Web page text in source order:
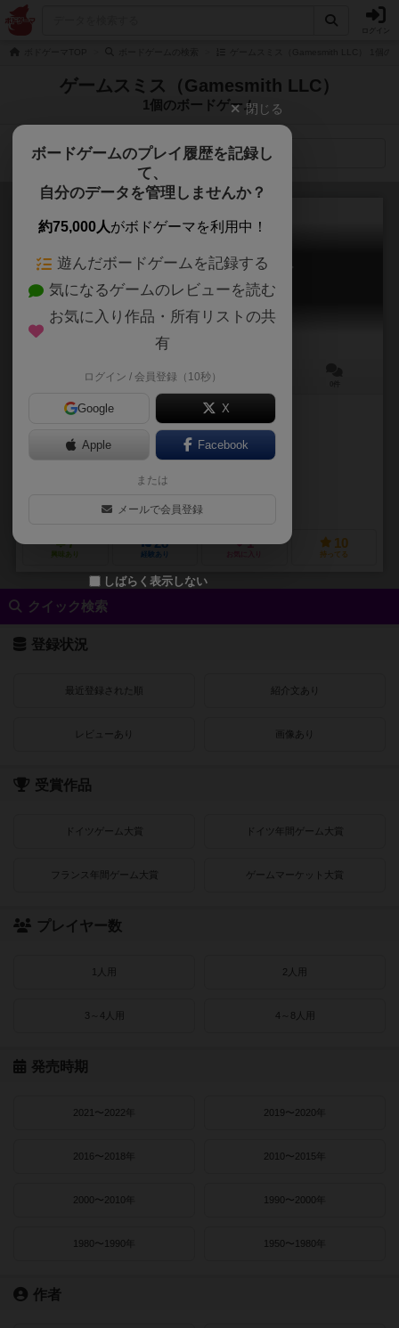
ゲームスミス（Gamesmith LLC）
1個のボードゲーム
検索メニュー
クリスマスの12日間 / 12デイズ
12 Days
15分前後
作品説明文の編集者を募集中
ジェームス・アーネスト（James Ernest）
エコー・チャーニック（Echo Chernik）
カリオペ・ゲームズ（Calliope Games）
7
興味あり
28
経験あり
1 10
持ってる
クイック検索
登録状況
最近登録された順 紹介文あり
レビューあり 画像あり
受賞作品
ドイツゲーム大賞 ドイツ年間ゲーム大賞
フランス年間ゲーム大賞 ゲームマーケット大賞
プレイヤー数
1人用 2人用
3～4人用 4～8人用
発売時期
2021〜2022年 2019〜2020年
2016〜2018年 2010〜2015年
2000〜2010年 1990〜2000年
1980〜1990年 1950〜1980年
作者
閉じる
ボードゲームのプレイ履歴を記録し
て、
自分のデータを管理しませんか？
約75,000人がボドゲーマを利用中！
遊んだボードゲームを記録する
気になるゲームのレビューを読む
お気に入り作品・所有リストの共
有
ログイン / 会員登録（10秒）
Google X
Apple Facebook
または
メールで会員登録
しばらく表示しない